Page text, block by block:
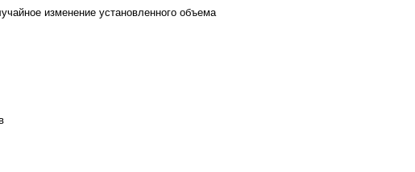
изменение установленного объема